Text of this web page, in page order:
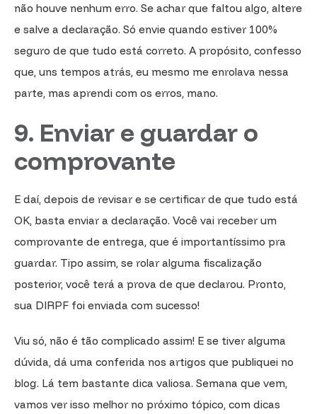
não houve nenhum erro. Se achar que faltou algo, altere
e salve a declaração. Só envie quando estiver 100%
seguro de que tudo está correto. A propósito, confesso
que, uns tempos atrás, eu mesmo me enrolava nessa
parte, mas aprendi com os erros, mano.
9. Enviar e guardar o
comprovante
E daí, depois de revisar e se certificar de que tudo está
OK, basta enviar a declaração. Você vai receber um
comprovante de entrega, que é importantíssimo pra
guardar. Tipo assim, se rolar alguma fiscalização
posterior, você terá a prova de que declarou. Pronto,
sua DIRPF foi enviada com sucesso!
Viu só, não é tão complicado assim! E se tiver alguma
dúvida, dá uma conferida nos artigos que publiquei no
blog. Lá tem bastante dica valiosa. Semana que vem,
vamos ver isso melhor no próximo tópico, com dicas